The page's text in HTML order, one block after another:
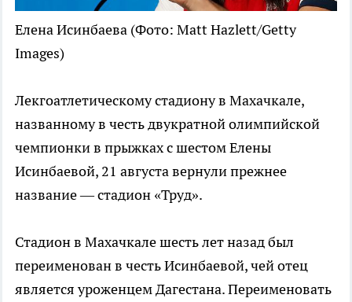
Елена Исинбаева (Фото: Matt Hazlett/Getty
Images)
Лекгоатлетическому стадиону в Махачкале,
названному в честь двукратной олимпийской
чемпионки в прыжках с шестом Елены
Исинбаевой, 21 августа вернули прежнее
название — стадион «Труд».
Стадион в Махачкале шесть лет назад был
переименован в честь Исинбаевой, чей отец
является уроженцем Дагестана. Переименовать